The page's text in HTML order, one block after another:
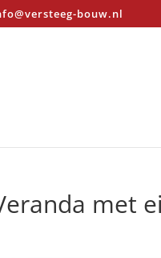
bouw.nl
met